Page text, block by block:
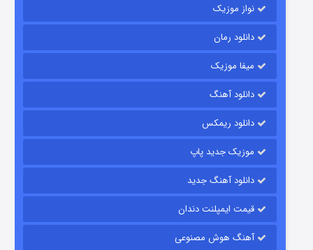
قسمت
نواز موزیک
دانلود رمان
میفا موزیک
دانلود آهنگ
دانلود ریمکس
موزیک جدید پاپ
دانلود آهنگ جدید
قیمت ایمپلنت دندان
آهنگ هوش مصنوعی